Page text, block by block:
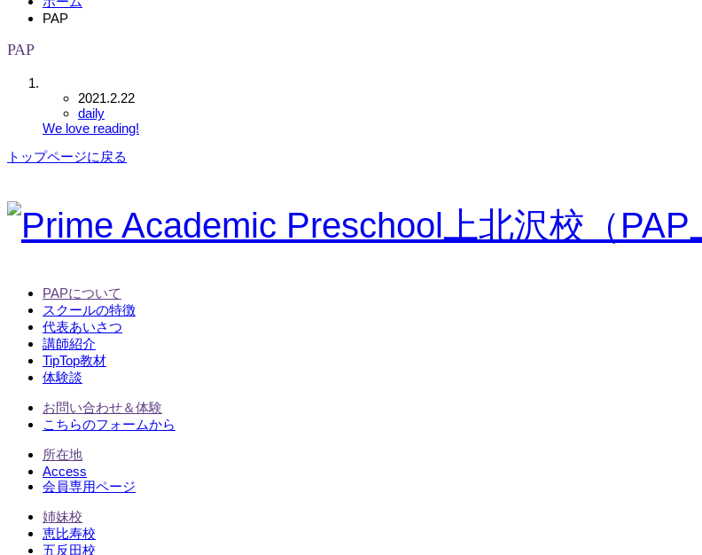
PAP
PAP
2021.2.22
daily
We love reading!
トップページに戻る
PAPについて
スクールの特徴
代表あいさつ
講師紹介
TipTop教材
体験談
お問い合わせ＆体験
こちらのフォームから
所在地
Access
会員専用ページ
姉妹校
恵比寿校
五反田校